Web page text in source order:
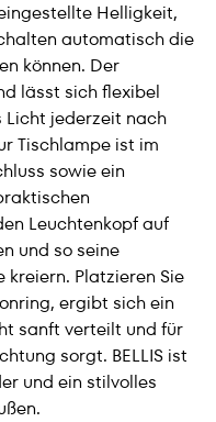
Helligkeit,
automatisch die
können. Der
lässt sich flexibel
Licht jederzeit nach
Tischlampe ist im
sowie ein
Leuchtenkopf auf
und so seine
Platzieren Sie
ergibt sich ein
sanft verteilt und für
sorgt. BELLIS ist
und ein stilvolles